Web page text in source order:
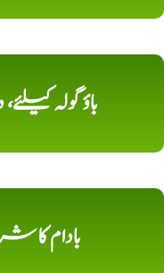
باؤ گولہ
بادام کا